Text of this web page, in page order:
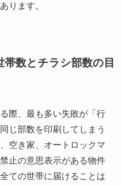
ります。
帯数とチラシ部数の目
際、最も多い失敗が「行
じ部数を印刷してしまう
空き家、オートロックマ
止の意思表示がある物件
ての世帯に届けることは